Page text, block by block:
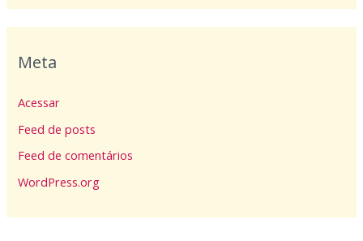
Meta
Acessar
Feed de posts
Feed de comentários
WordPress.org